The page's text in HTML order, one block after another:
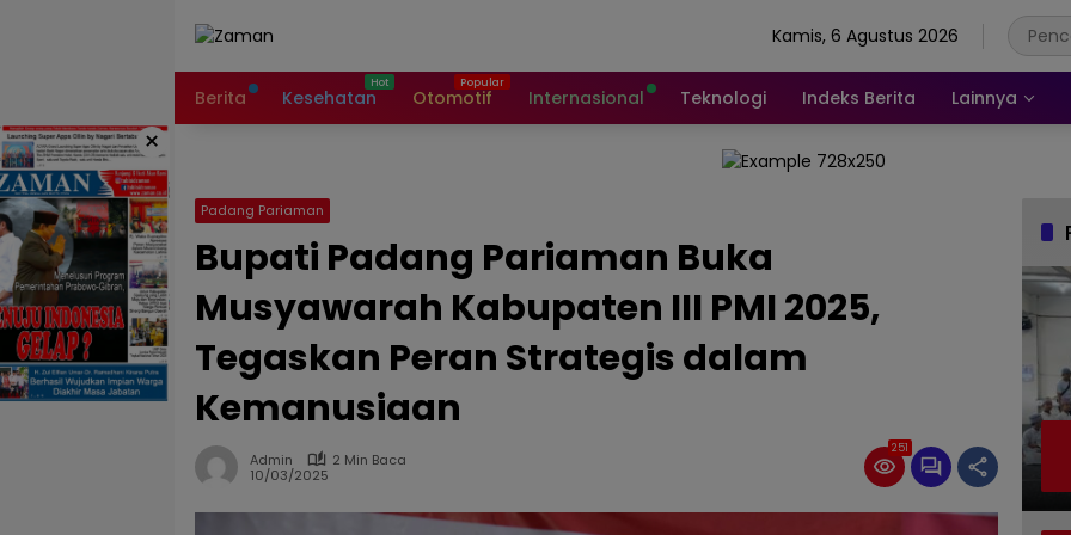
Kamis, 6 Agustus 2026
Berita Kesehatan Otomotif Internasional Teknologi Indeks Berita Lainnya
×
Padang Pariaman
Bupati Padang Pariaman Buka
Musyawarah Kabupaten III PMI 2025,
Tegaskan Peran Strategis dalam
Kemanusiaan
Admin
2 Min Baca
10/03/2025
251